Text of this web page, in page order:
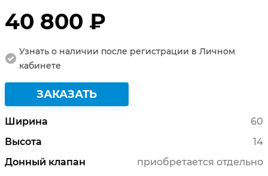
40 800 ₽
Узнать о наличии после регистрации в Личном
кабинете
ЗАКАЗАТЬ
Ширина
60
Высота
14
Донный клапан
приобретается отдельно